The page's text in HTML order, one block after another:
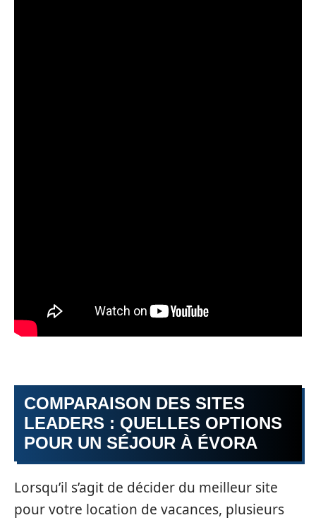
COMPARAISON DES SITES
LEADERS : QUELLES OPTIONS
POUR UN SÉJOUR À ÉVORA
Lorsqu’il s’agit de décider du meilleur site
pour votre location de vacances, plusieurs